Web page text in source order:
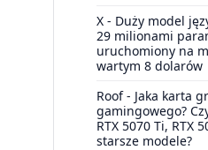
X - Duży model
29 milionami
uruchomiony na
wartym 8 dolarów
Roof- Jaka karta
gamingowego?
RTX 5070 Ti, RTX
starsze modele?